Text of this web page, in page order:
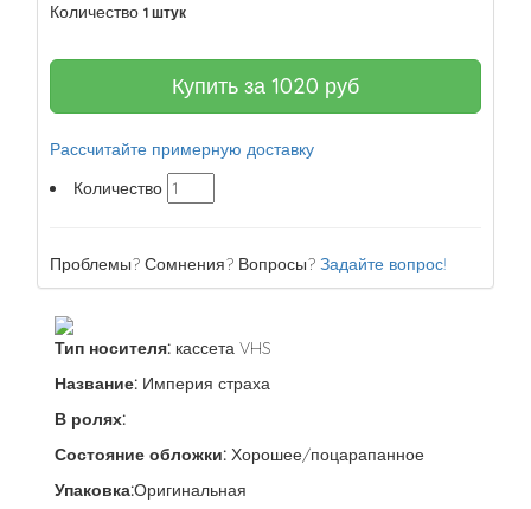
Количество 1 штук
Купить за 1020 руб
Рассчитайте примерную доставку
Количество
Проблемы? Сомнения? Вопросы? Задайте вопрос!
Тип носителя: кассета VHS
Название: Империя страха
В ролях:
Состояние обложки: Хорошее/поцарапанное
Упаковка:Оригинальная